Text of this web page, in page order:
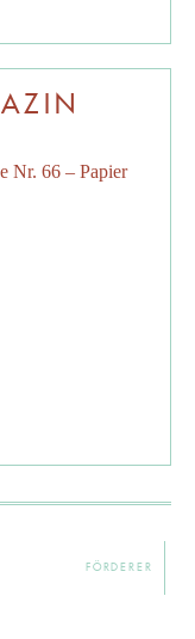
Nr. 66 – Papier
FÖRDERER